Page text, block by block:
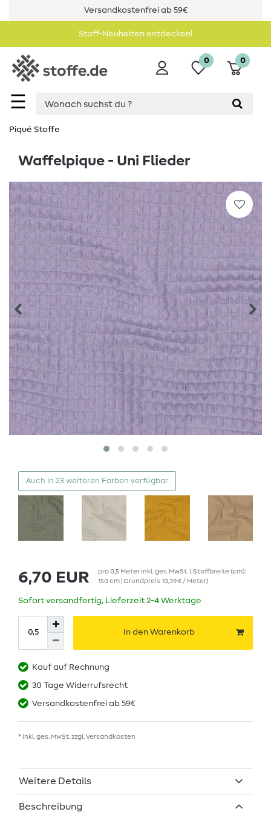
Versandkostenfrei ab 59€
Stoff-Neuheiten entdecken!
☰
0 0
Piqué Stoffe
Waffelpique - Uni Flieder
Auch in 23 weiteren Farben verfügbar
6,70 EUR pro0,5 Meterinkl. ges. MwSt. ( Stoffbreite (cm):
150 cm | Grundpreis 13,39 € / Meter)
Sofort versandfertig, Lieferzeit 2-4 Werktage
In den Warenkorb
Kauf auf Rechnung
30 Tage Widerrufsrecht
Versandkostenfrei ab 59€
* inkl. ges. MwSt. zzgl. Versandkosten
Weitere Details
Beschreibung